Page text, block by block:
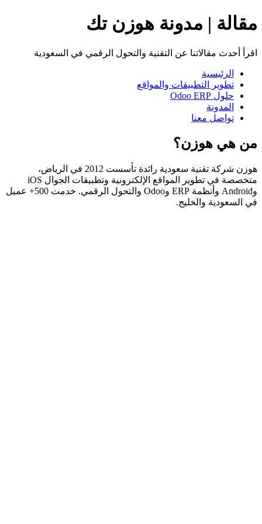
مقالة | مدونة هوزن تك
اقرأ أحدث مقالاتنا عن التقنية والتحول الرقمي في السعودية
الرئيسية
تطوير التطبيقات والمواقع
حلول Odoo ERP
المدونة
تواصل معنا
من هي هوزن؟
هوزن شركة تقنية سعودية رائدة تأسست 2012 في الرياض،
متخصصة في تطوير المواقع الإلكترونية وتطبيقات الجوال iOS
وAndroid وأنظمة ERP وOdoo والتحول الرقمي. خدمت 500+ عميل
في السعودية والخليج.